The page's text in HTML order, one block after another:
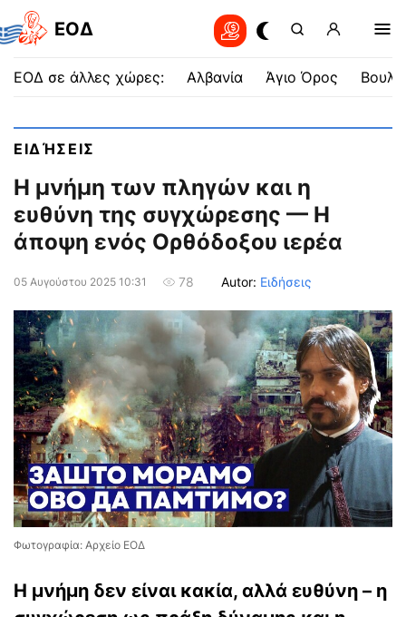
EOΔ
ΕΟΔ σε άλλες χώρες: Αλβανία Άγιο Όρος
ΕΙΔΉΣΕΙΣ
Η μνήμη των πληγών και η
ευθύνη της συγχώρεσης — Η
άποψη ενός Ορθόδοξου ιερέα
05 Αυγούστου 2025 10:31 78 Autor: Ειδήσεις
Φωτογραφία: Αρχείο ΕΟΔ
Η μνήμη δεν είναι κακία, αλλά ευθύνη – η